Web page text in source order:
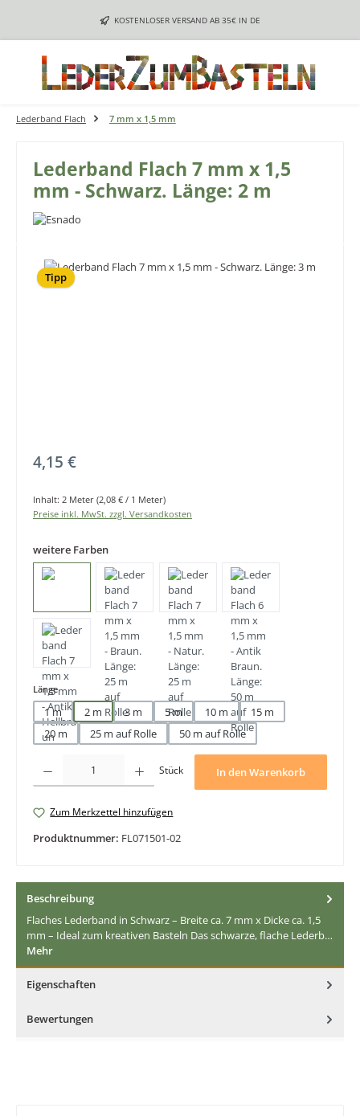
Zum Hauptinhalt springenKOSTENLOSER VERSAND AB 35€ IN DE
Lederband Flach 7 mm x 1,5 mm
Lederband Flach 7 mm x 1,5
mm - Schwarz. Länge: 2 m
Bildergalerie überspringen
Tipp
Regulärer Preis:
4,15 €
Inhalt: 2 Meter (2,08 € / 1 Meter)
Preise inkl. MwSt. zzgl. Versandkosten
weitere Farben
Längeauswählen
1 m 2 m 3 m 5 m 10 m
15 m
20 m
25 m auf Rolle 50 m auf Rolle
Stück In den Warenkorb
Zum Merkzettel hinzufügen
Produktnummer: FL071501-02
Beschreibung
Flaches Lederband in Schwarz – Breite ca. 7 mm x Dicke ca. 1,5
mm – Ideal zum kreativen Basteln Das schwarze, flache Lederb…
Mehr
Eigenschaften
Bewertungen